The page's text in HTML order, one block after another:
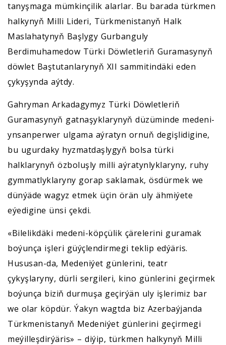
tanyşmaga mümkinçilik alarlar. Bu barada türkmen
halkynyň Milli Lideri, Türkmenistanyň Halk
Maslahatynyň Başlygy Gurbanguly
Berdimuhamedow Türki Döwletleriň Guramasynyň
döwlet Baştutanlarynyň XII sammitindäki eden
çykyşynda aýtdy.
Gahryman Arkadagymyz Türki Döwletleriň
Guramasynyň gatnaşyklarynyň düzüminde medeni-
ynsanperwer ulgama aýratyn ornuň degişlidigine,
bu ugurdaky hyzmatdaşlygyň bolsa türki
halklarynyň özboluşly milli aýratynlyklaryny, ruhy
gymmatlyklaryny gorap saklamak, ösdürmek we
dünýäde wagyz etmek üçin örän uly ähmiýete
eýedigine ünsi çekdi.
«Bilelikdäki medeni-köpçülik çärelerini guramak
boýunça işleri güýçlendirmegi teklip edýäris.
Hususan-da, Medeniýet günlerini, teatr
çykyşlaryny, dürli sergileri, kino günlerini geçirmek
boýunça biziň durmuşa geçirýän uly işlerimiz bar
we olar köpdür. Ýakyn wagtda biz Azerbaýjanda
Türkmenistanyň Medeniýet günlerini geçirmegi
meýilleşdirýäris» – diýip, türkmen halkynyň Milli